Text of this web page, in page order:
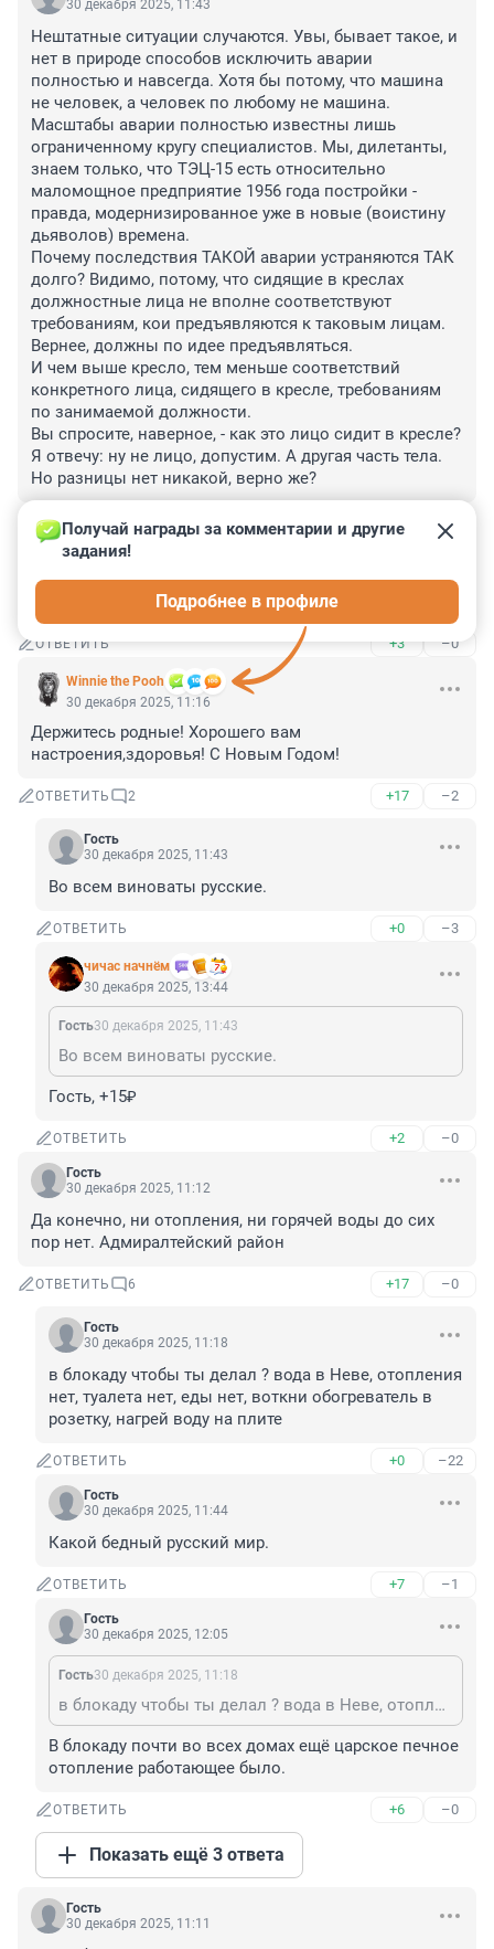
30 декабря 2025, 11:43
Нештатные ситуации случаются. Увы, бывает такое, и
нет в природе способов исключить аварии
полностью и навсегда. Хотя бы потому, что машина
не человек, а человек по любому не машина.
Масштабы аварии полностью известны лишь
ограниченному кругу специалистов. Мы, дилетанты,
знаем только, что ТЭЦ-15 есть относительно
маломощное предприятие 1956 года постройки -
правда, модернизированное уже в новые (воистину
дьяволов) времена.
Почему последствия ТАКОЙ аварии устраняются ТАК
долго? Видимо, потому, что сидящие в креслах
должностные лица не вполне соответствуют
требованиям, кои предъявляются к таковым лицам.
Вернее, должны по идее предъявляться.
И чем выше кресло, тем меньше соответствий
конкретного лица, сидящего в кресле, требованиям
по занимаемой должности.
Вы спросите, наверное, - как это лицо сидит в кресле?
Я отвечу: ну не лицо, допустим. А другая часть тела.
Но разницы нет никакой, верно же?
ОТВЕТИТЬ –0
Гость
ОТВЕТИТЬ +3 –0
Winnie the Pooh
Получай награды за комментарии и другие
задания!
Подробнее в профиле
30 декабря 2025, 11:16
Держитесь родные! Хорошего вам
настроения,здоровья! С Новым Годом!
ОТВЕТИТЬ 2 +17 –2
Гость
30 декабря 2025, 11:43
Во всем виноваты русские.
ОТВЕТИТЬ +0 –3
чичас начнём
30 декабря 2025, 13:44
Гость30 декабря 2025, 11:43
Во всем виноваты русские.
Гость, +15₽
ОТВЕТИТЬ +2 –0
Гость
30 декабря 2025, 11:12
Да конечно, ни отопления, ни горячей воды до сих
пор нет. Адмиралтейский район
ОТВЕТИТЬ 6 +17 –0
Гость
30 декабря 2025, 11:18
в блокаду чтобы ты делал ? вода в Неве, отопления
нет, туалета нет, еды нет, воткни обогреватель в
розетку, нагрей воду на плите
ОТВЕТИТЬ +0 –22
Гость
30 декабря 2025, 11:44
Какой бедный русский мир.
ОТВЕТИТЬ +7 –1
Гость
30 декабря 2025, 12:05
Гость30 декабря 2025, 11:18
в блокаду чтобы ты делал ? вода в Неве, отопления нет, туалета нет, еды нет, воткни обогреватель в розетку, нагрей воду на плите
В блокаду почти во всех домах ещё царское печное
отопление работающее было.
ОТВЕТИТЬ +6 –0
Показать ещё 3 ответа
Гость
30 декабря 2025, 11:11